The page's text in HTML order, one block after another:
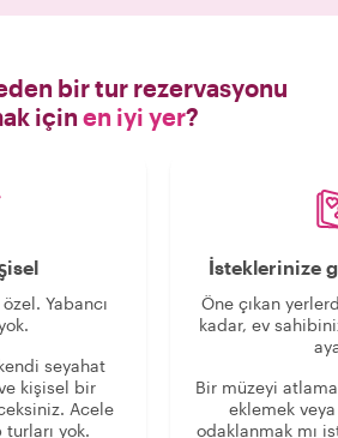
Bali
sohbet
bilgilendirici
bir hale getirdi. Reza ile
günden
gizli
bir rehber
bir tur rezervasyonu
için en iyi yer?
Yabancı
seyahat
kişisel bir
Acele
yok.
İsteklerinize
Öne çıkan
kadar, ev
Bir müzeyi
eklemek
odaklanmak mı